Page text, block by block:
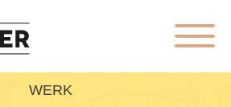
WERK